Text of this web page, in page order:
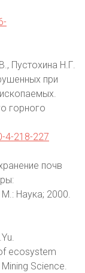
Пустохина Н.Г.
при
горного
4-218-227
почв
Наука; 2000.
ecosystem
Science.